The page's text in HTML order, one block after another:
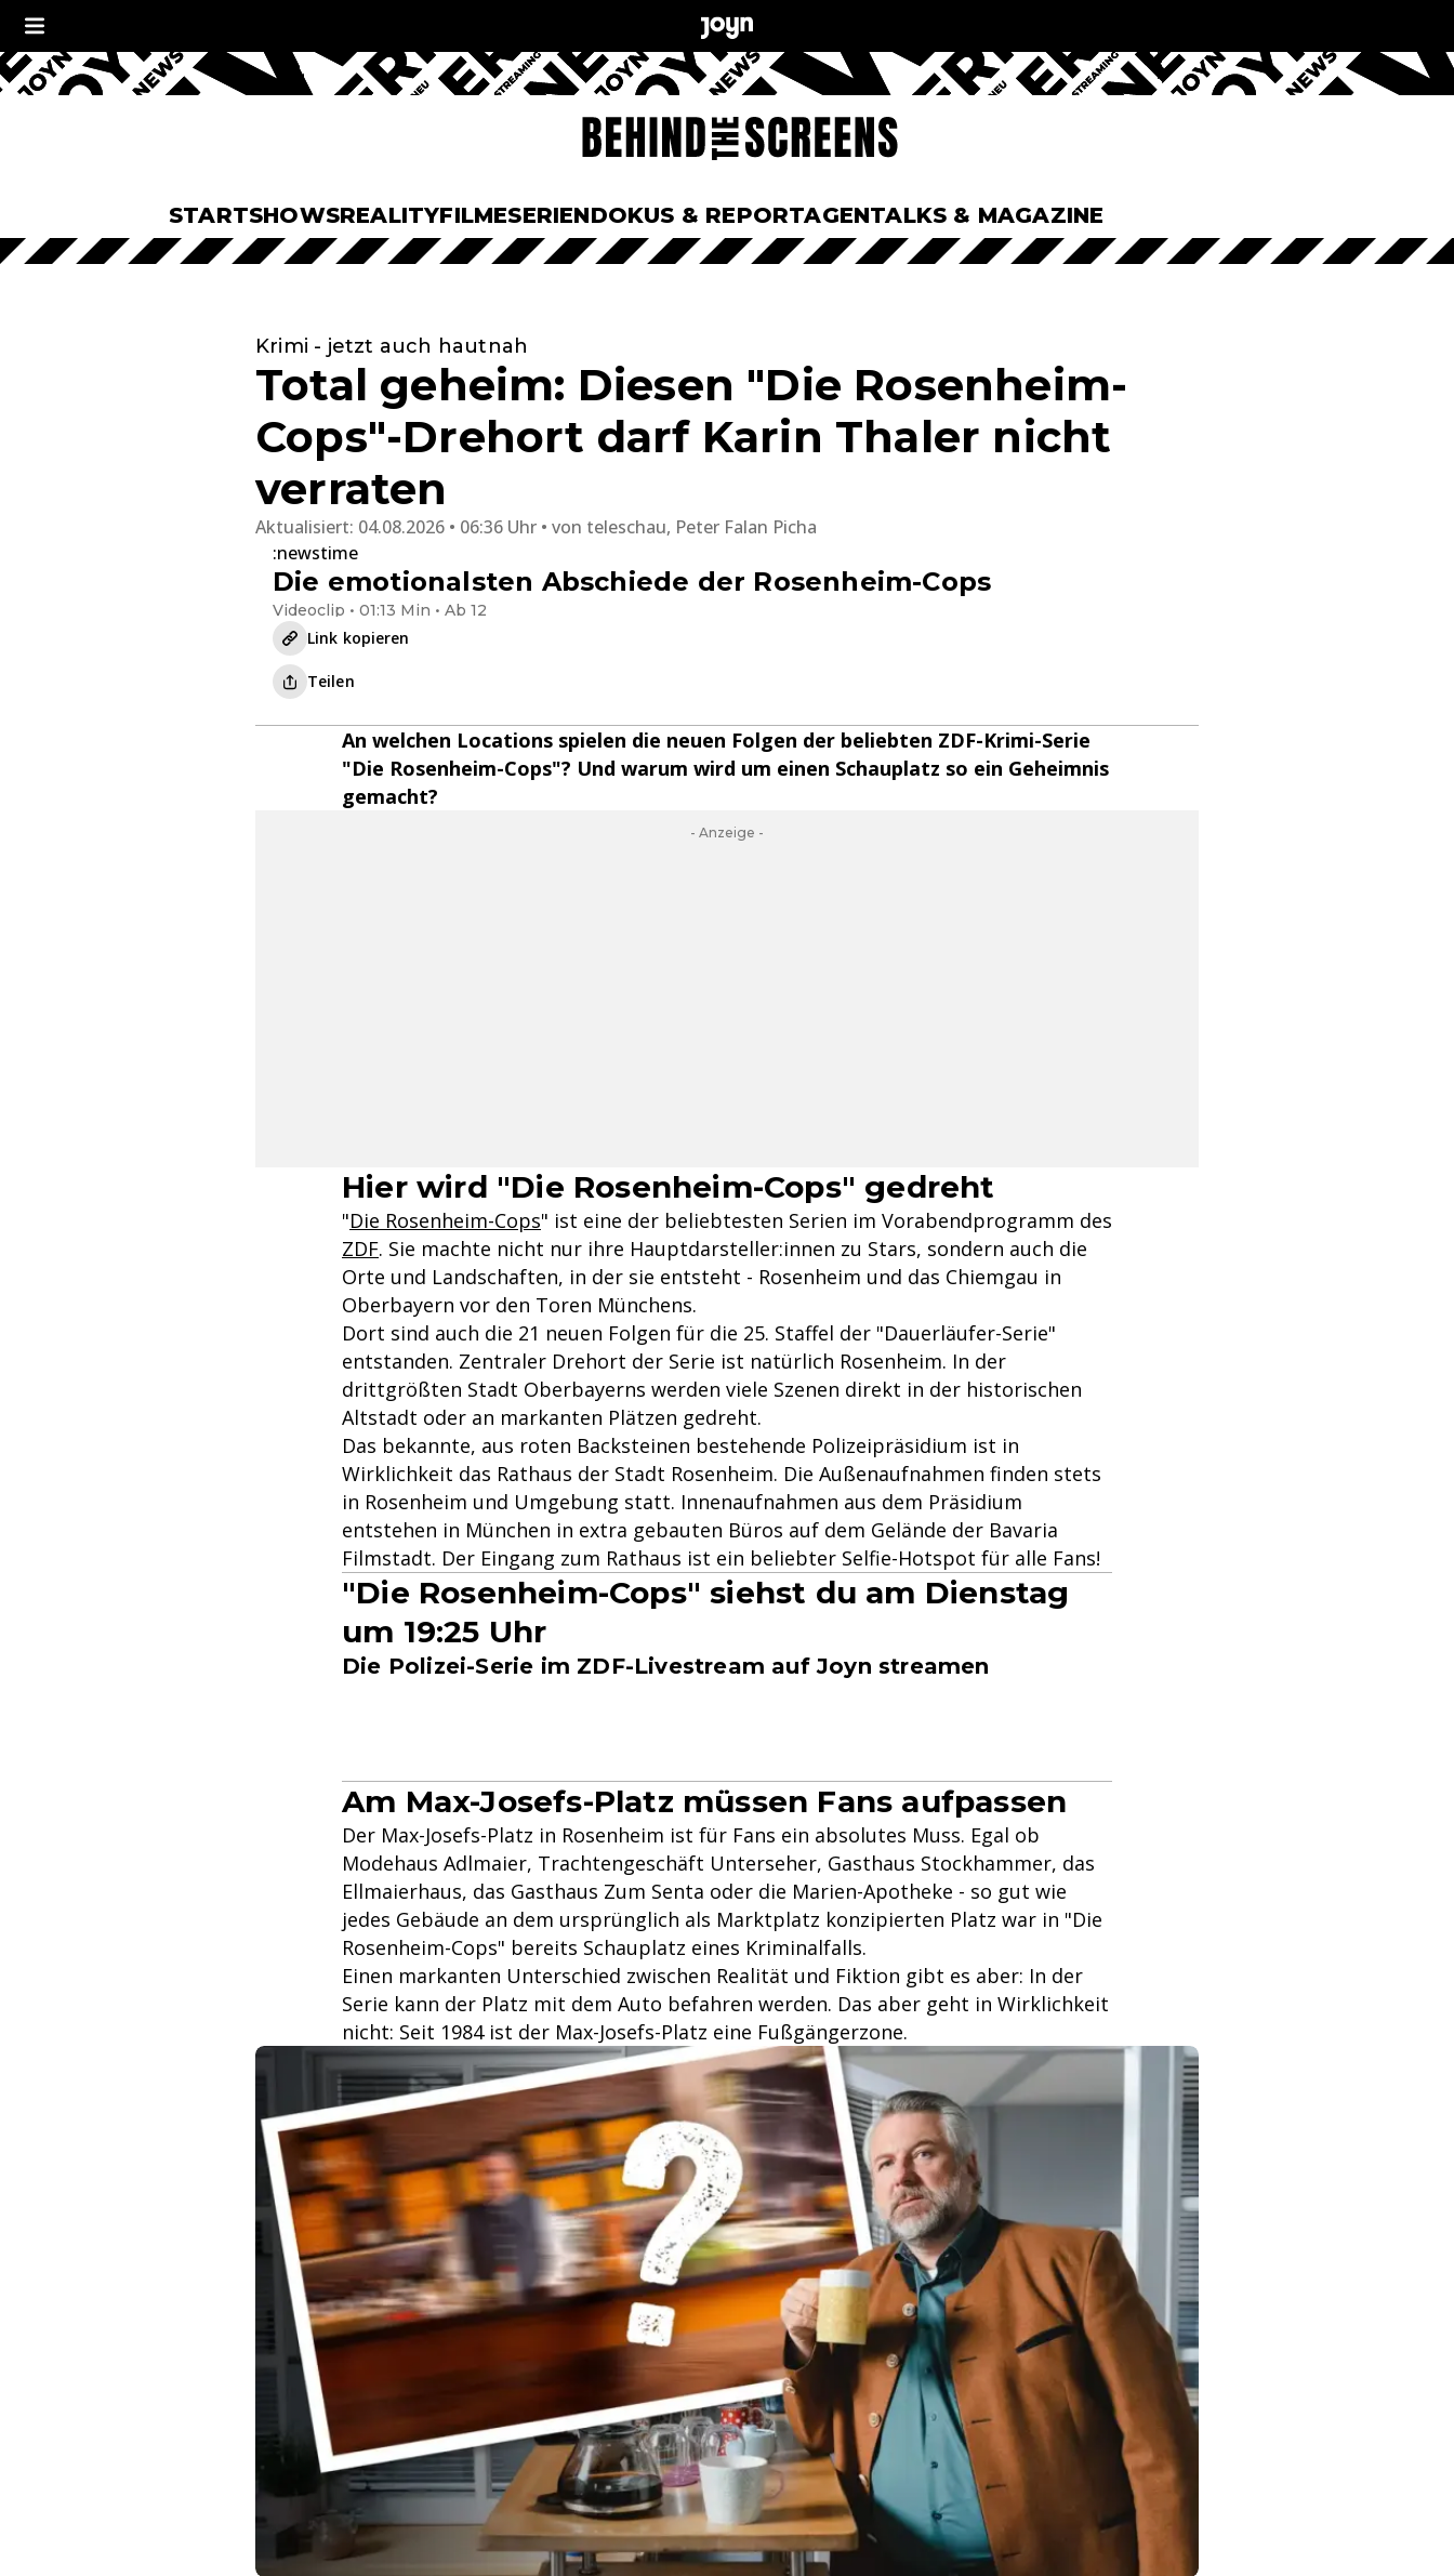
STARTSHOWSREALITYFILMESERIENDOKUS & REPORTAGENTALKS & MAGAZINE
Krimi - jetzt auch hautnah
Total geheim: Diesen "Die Rosenheim-
Cops"-Drehort darf Karin Thaler nicht
verraten
Aktualisiert: 04.08.2026 • 06:36 Uhr von teleschau, Peter Falan Picha
:newstime
Die emotionalsten Abschiede der Rosenheim-Cops
Videoclip • 01:13 Min • Ab 12
Link kopieren
Teilen
An welchen Locations spielen die neuen Folgen der beliebten ZDF-Krimi-Serie
"Die Rosenheim-Cops"? Und warum wird um einen Schauplatz so ein Geheimnis
gemacht?
- Anzeige -
Hier wird "Die Rosenheim-Cops" gedreht
"Die Rosenheim-Cops" ist eine der beliebtesten Serien im Vorabendprogramm des
ZDF. Sie machte nicht nur ihre Hauptdarsteller:innen zu Stars, sondern auch die
Orte und Landschaften, in der sie entsteht - Rosenheim und das Chiemgau in
Oberbayern vor den Toren Münchens.
Dort sind auch die 21 neuen Folgen für die 25. Staffel der "Dauerläufer-Serie"
entstanden. Zentraler Drehort der Serie ist natürlich Rosenheim. In der
drittgrößten Stadt Oberbayerns werden viele Szenen direkt in der historischen
Altstadt oder an markanten Plätzen gedreht.
Das bekannte, aus roten Backsteinen bestehende Polizeipräsidium ist in
Wirklichkeit das Rathaus der Stadt Rosenheim. Die Außenaufnahmen finden stets
in Rosenheim und Umgebung statt. Innenaufnahmen aus dem Präsidium
entstehen in München in extra gebauten Büros auf dem Gelände der Bavaria
Filmstadt. Der Eingang zum Rathaus ist ein beliebter Selfie-Hotspot für alle Fans!
"Die Rosenheim-Cops" siehst du am Dienstag
um 19:25 Uhr
Die Polizei-Serie im ZDF-Livestream auf Joyn streamen
Am Max-Josefs-Platz müssen Fans aufpassen
Der Max-Josefs-Platz in Rosenheim ist für Fans ein absolutes Muss. Egal ob
Modehaus Adlmaier, Trachtengeschäft Unterseher, Gasthaus Stockhammer, das
Ellmaierhaus, das Gasthaus Zum Senta oder die Marien-Apotheke - so gut wie
jedes Gebäude an dem ursprünglich als Marktplatz konzipierten Platz war in "Die
Rosenheim-Cops" bereits Schauplatz eines Kriminalfalls.
Einen markanten Unterschied zwischen Realität und Fiktion gibt es aber: In der
Serie kann der Platz mit dem Auto befahren werden. Das aber geht in Wirklichkeit
nicht: Seit 1984 ist der Max-Josefs-Platz eine Fußgängerzone.